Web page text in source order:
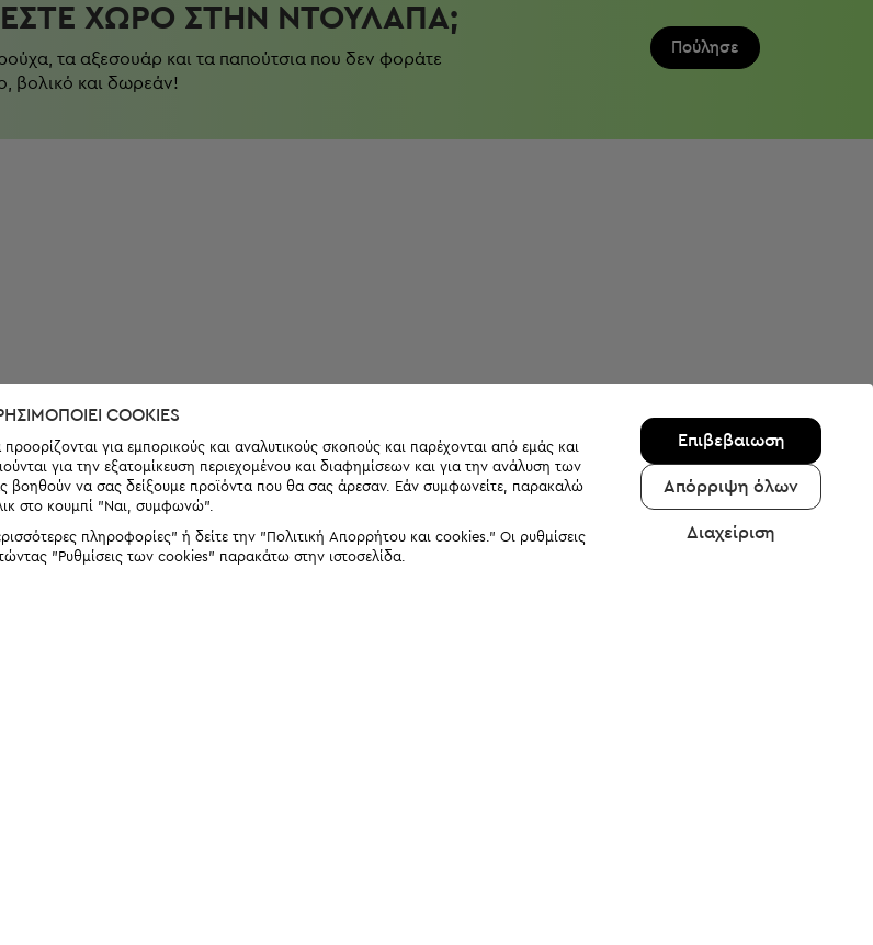
ΧΏΡΟ ΣΤΗΝ ΝΤΟΥΛΆΠΑ;
τα αξεσουάρ και τα παπούτσια που δεν φοράτε
βολικό και δωρεάν!
Πούλησε
COOKIES
για εμπορικούς και αναλυτικούς σκοπούς και παρέχονται από εμάς και
για την εξατομίκευση περιεχομένου και διαφημίσεων και για την ανάλυση των
βοηθούν να σας δείξουμε προϊόντα που θα σας άρεσαν. Εάν συμφωνείτε, παρακαλώ
στο κουμπί "Ναι, συμφωνώ".
πληροφορίες" ή δείτε την "Πολιτική Απορρήτου και cookies." Οι ρυθμίσεις
"Ρυθμίσεις των cookies" παρακάτω στην ιστοσελίδα.
Επιβεβαιωση
Απόρριψη όλων
Διαχείριση